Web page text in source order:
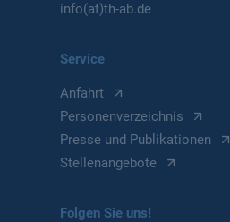
info(at)th-ab.de
Service
Anfahrt
Personenverzeichnis
Presse und Publikationen
Stellenangebote
Folgen Sie uns!